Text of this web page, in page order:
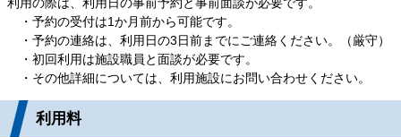
・予約の受付は1か月前から可能です。
・予約の連絡は、利用日の3日前までにご連絡ください。（厳守）
・初回利用は施設職員と面談が必要です。
・その他詳細については、利用施設にお問い合わせください。
利用料